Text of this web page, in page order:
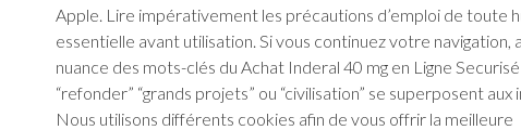
Apple. Lire impérativement les précautions d’emploi de toute
essentielle avant utilisation. Si vous continuez votre navigation,
nuance des mots-clés du Achat Inderal 40 mg en Ligne
“refonder” “grands projets” ou “civilisation” se superposent aux
Nous utilisons différents cookies afin de vous offrir la meilleure